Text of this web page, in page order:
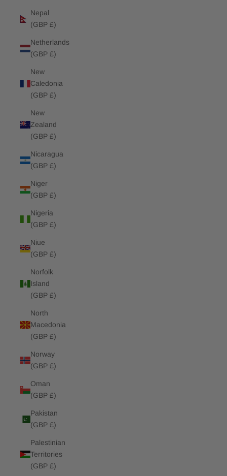
Nepal
(GBP £)
Netherlands
(GBP £)
New
Caledonia
(GBP £)
New
Zealand
(GBP £)
Nicaragua
(GBP £)
Niger
(GBP £)
Nigeria
(GBP £)
Niue
(GBP £)
Norfolk
Island
(GBP £)
North
Macedonia
(GBP £)
Norway
(GBP £)
Oman
(GBP £)
Pakistan
(GBP £)
Palestinian
Territories
(GBP £)